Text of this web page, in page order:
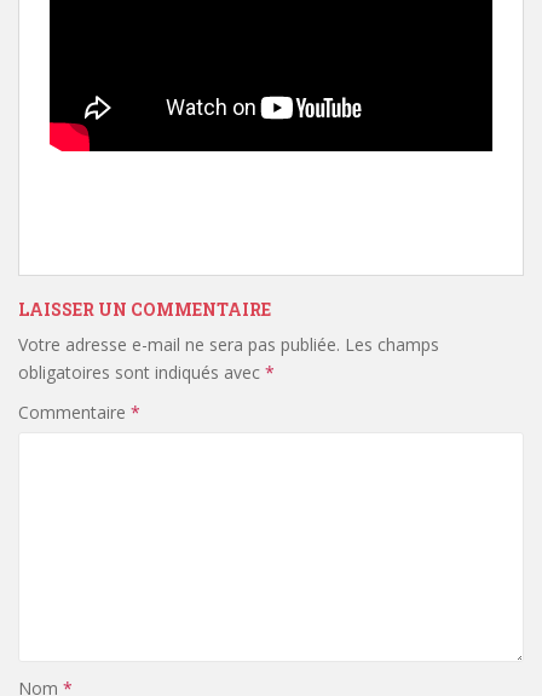
LAISSER UN COMMENTAIRE
Votre adresse e-mail ne sera pas publiée. Les champs
obligatoires sont indiqués avec *
Commentaire *
Nom *